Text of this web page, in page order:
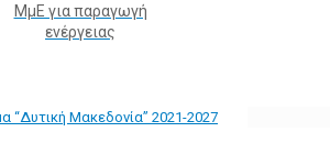
ΜμΕ για παραγωγή
ενέργειας
“Δυτική Μακεδονία” 2021-2027